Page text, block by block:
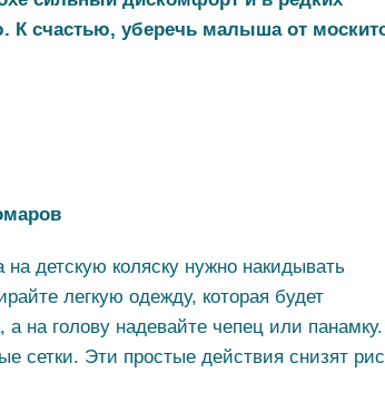
К счастью, уберечь малыша от
детскую коляску нужно накидывать
легкую одежду, которая будет
на голову надевайте чепец или
сетки. Эти простые действия снизят